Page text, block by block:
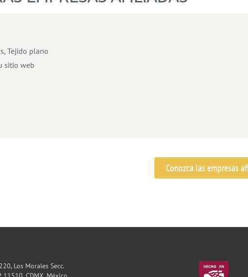
, Tejido plano
sitio web
Conozca las empresas
Los Morales Secc.